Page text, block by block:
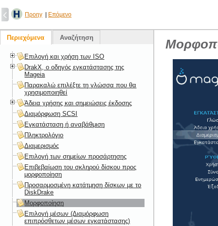
Προηγ Επόμενο
Περιεχόμενα Αναζήτηση
Επιλογή και χρήση των ISO
DrakX, ο οδηγός εγκατάστασης της
Mageia
Παρακαλώ επιλέξτε τη γλώσσα που θα
χρησιμοποιηθεί
Άδεια χρήσης και σημειώσεις έκδοσης
Διαμόρφωση SCSI
Εγκατάσταση ή αναβάθμιση
Πληκτρολόγιο
Διαμερισμός
Επιλογή των σημείων προσάρτησης
Επιβεβαίωση του σκληρού δίσκου προς
μορφοποίηση
Προσαρμοσμένη κατάτμηση δίσκων με το
DiskDrake
Μορφοποίηση
Επιλογή μέσων (Διαμόρφωση
επιπρόσθετων μέσων εγκατάστασης)